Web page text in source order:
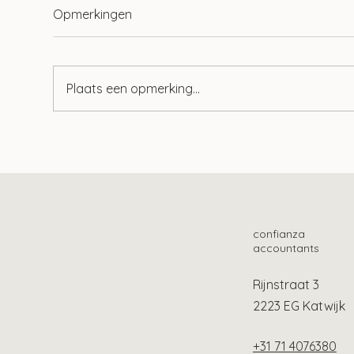
cultuur
Opmerkingen
Plaats een opmerking...
confianza
accountants
Rijnstraat 3
2223 EG Katwijk
+31 71 4076380